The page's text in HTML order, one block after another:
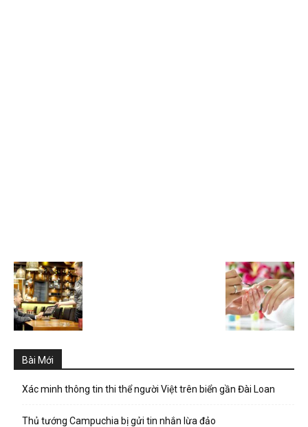
Bài Mới
Xác minh thông tin thi thể người Việt trên biển gần Đài Loan
Thủ tướng Campuchia bị gửi tin nhắn lừa đảo